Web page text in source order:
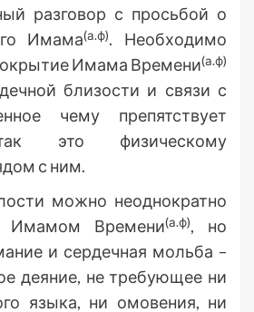
разговор с просьбой о
Имама(а.ф). Необходимо
Имама Времени(а.ф)
близости и связи с
чему препятствует
это физическому
с ним.
можно неоднократно
Имамом Времени(а.ф), но
и сердечная мольба –
деяние, не требующее ни
языка, ни омовения, ни